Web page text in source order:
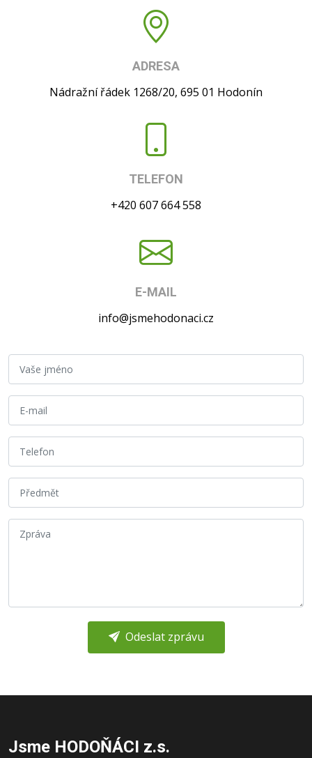
ADRESA
Nádražní řádek 1268/20, 695 01 Hodonín
TELEFON
+420 607 664 558
E-MAIL
info@jsmehodonaci.cz
Odeslat zprávu
Jsme HODOŇÁCI z.s.